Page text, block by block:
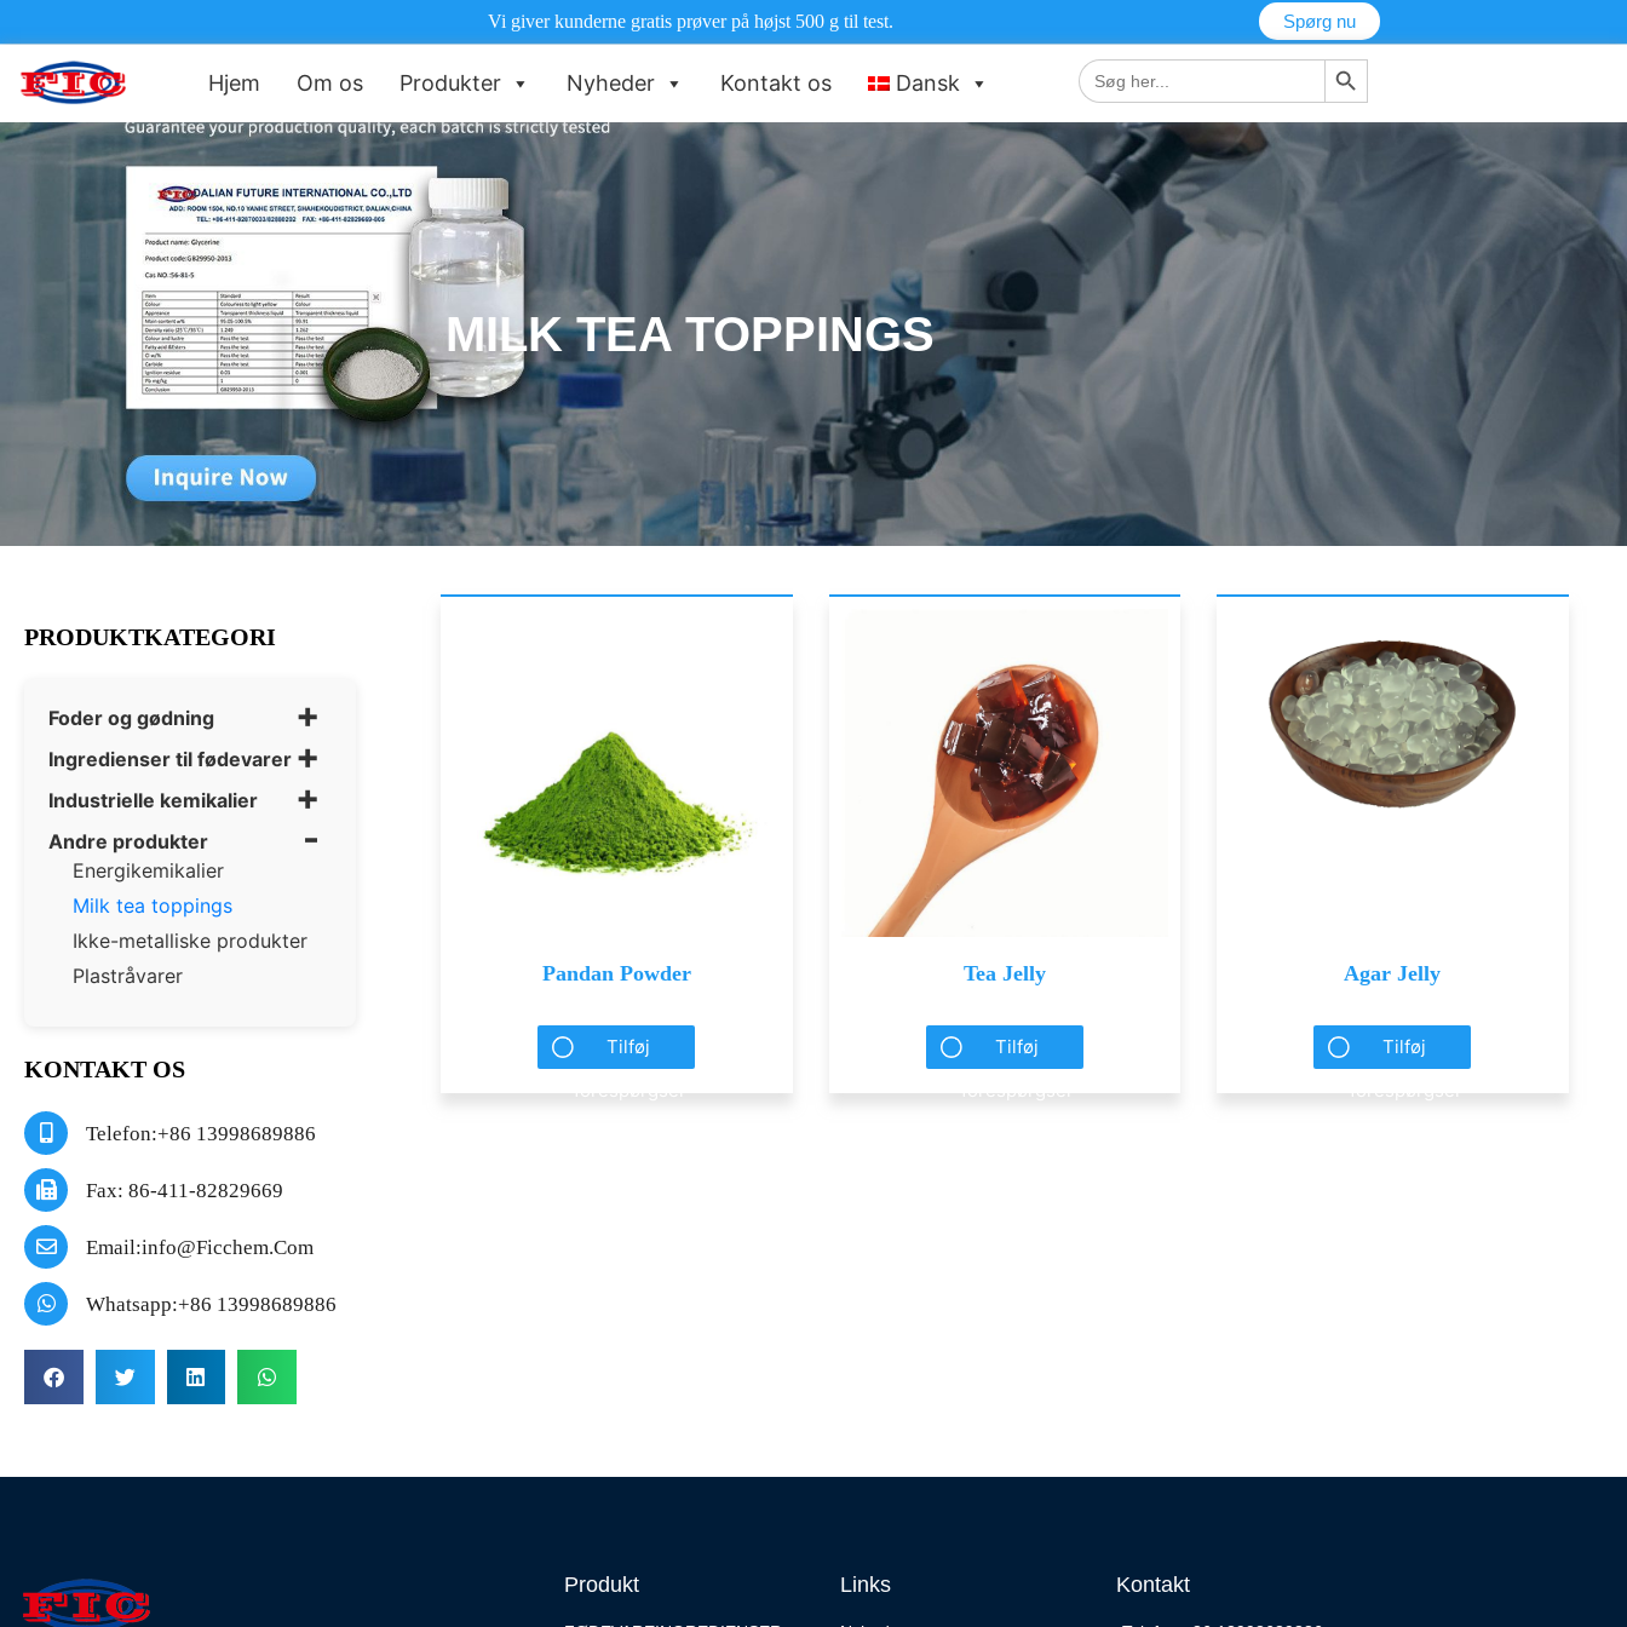
Vi giver kunderne gratis prøver på højst 500 g til test. Spørg nu
Hjem Om os Produkter Nyheder Kontakt os Dansk
Søg
efter:
Søg-knap
MILK TEA TOPPINGS
PRODUKTKATEGORI
Foder og gødning +
Ingredienser til fødevarer +
Industrielle kemikalier +
Andre produkter -
Energikemikalier
Milk tea toppings
Ikke-metalliske produkter
Plastråvarer
KONTAKT OS
Telefon:+86 13998689886
Fax: 86-411-82829669
Email:info@ficchem.com
Whatsapp:+86 13998689886
Pandan Powder
Tilføj
forespørgsel
Tea Jelly
Tilføj
forespørgsel
Agar Jelly
Tilføj
forespørgsel
Produkt Links Kontakt